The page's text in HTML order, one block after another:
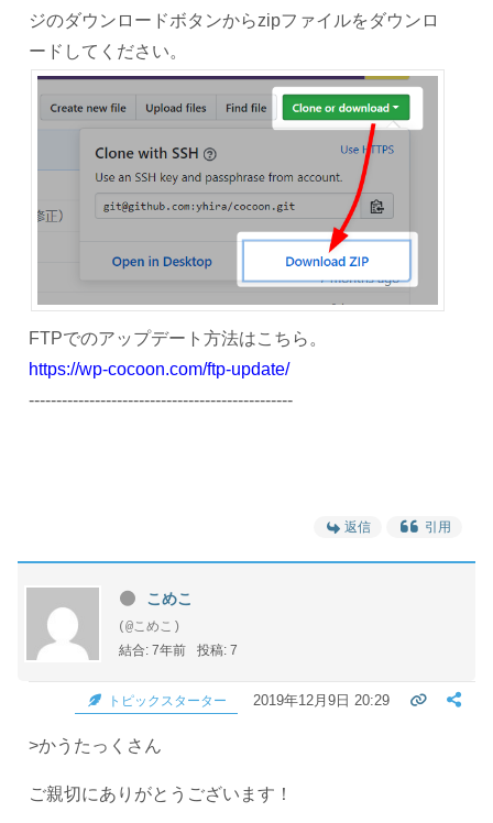
ジのダウンロードボタンからzipファイルをダウンロ
ードしてください。
FTPでのアップデート方法はこちら。
https://wp-cocoon.com/ftp-update/
------------------------------------------------
返信 引用
こめこ
(@こめこ)
結合: 7年前
投稿: 7
トピックスターター 2019年12月9日 20:29
>かうたっくさん
ご親切にありがとうございます！